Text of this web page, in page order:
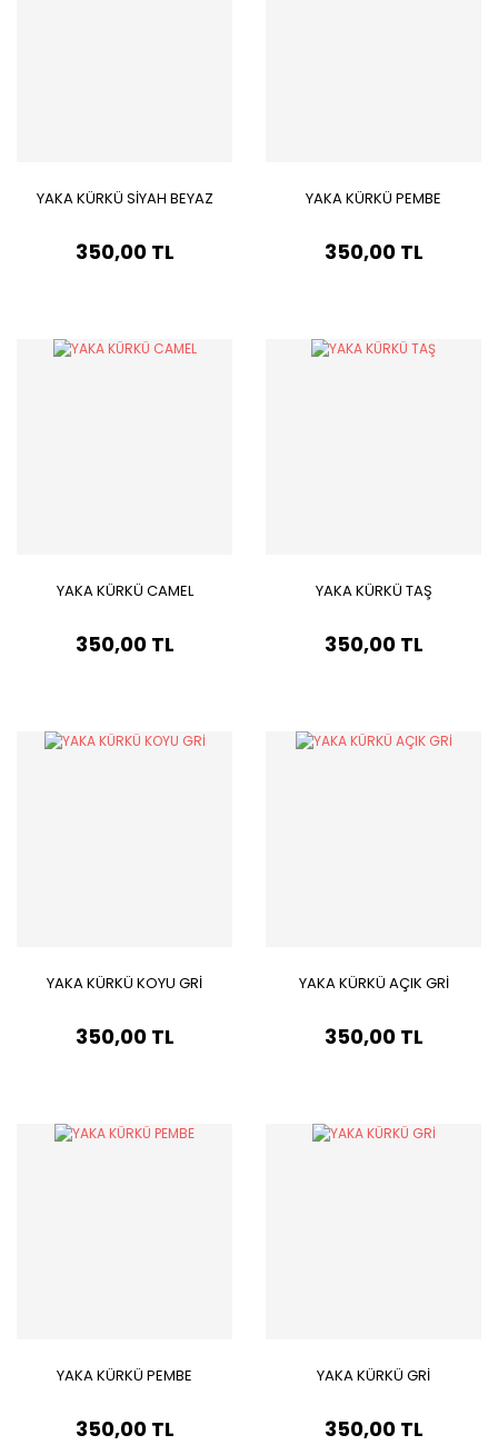
YAKA KÜRKÜ SİYAH BEYAZ
350,00 TL
YAKA KÜRKÜ PEMBE
350,00 TL
YAKA KÜRKÜ CAMEL
350,00 TL
YAKA KÜRKÜ TAŞ
350,00 TL
YAKA KÜRKÜ KOYU GRİ
350,00 TL
YAKA KÜRKÜ AÇIK GRİ
350,00 TL
YAKA KÜRKÜ PEMBE
350,00 TL
YAKA KÜRKÜ GRİ
350,00 TL